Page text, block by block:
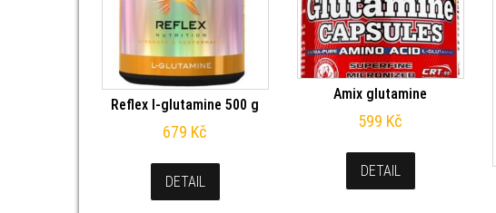
Reflex l-glutamine 500 g
679 Kč
DETAIL
Amix glutamine
599 Kč
DETAIL